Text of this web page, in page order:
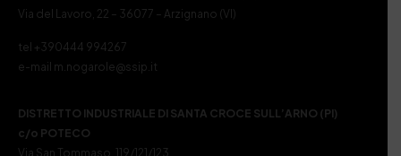
Via del Lavoro, 22 – 36077 – Arzignano (VI)
tel +390444 994267
e-mail m.nogarole@ssip.it
DISTRETTO INDUSTRIALE DI SANTA CROCE SULL’ARNO (PI)
c/o POTECO
Via San Tommaso, 119/121/123